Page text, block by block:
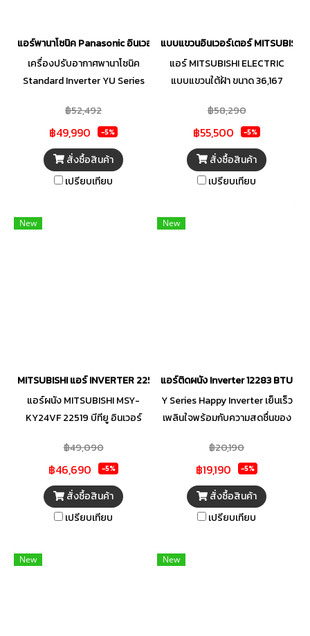
ประหยัดเวลาช่างด้วยดีไซน์ 3E
Design ที่ถอดล้างสะดวกแบบ
ครบจบในเครื่องเดียว
แอร์พานาโซนิค Panasonic อินเวอร์เตอร์ รุ่น CS-YU36ZKT/CU-
เครื่องปรับอากาศพานาโซนิค
Standard Inverter YU Series
แบบระหว่างความสะดวกสบาย
ความประหยัด และความสะอาด
อัดแน่นไปด้วยคุณสมบัติประหยัด
พลังงาน เช่น Gear Mode เพื่อ
การประหยัดพลังงานอย่าง
และสารทำความเย็น R32 ที่เป็น
฿52,492
฿49,990 -5%
สั่งซื้อสินค้า
เปรียบเทียบ
แบบแขวนอินเวอร์เตอร์
แอร์ MITSUBISHI ELECTRIC
แบบแขวนใต้ฝ้า ขนาด 36,167
TH/PUY-M36YKA2-TH
(INVERTER)(PCY-M SERIES)
฿58,290
฿55,500 -5%
สั่งซื้อสินค้า
เปรียบเทียบ
New
MITSUBISHI แอร์ INVERTER 22519 BTU รุ่น MSY-KY24VF
แอร์ผนัง MITSUBISHI MSY-
KY24VF 22519 บีทียู อินเวอร์
อากาศสดชื่นให้กับคนที่คุณรักด้วย
เครื่องปรับอากาศติดผนังจาก
MITSUBISHI ระบบอินเวอร์เตอร์
ประสิทธิภาพสูงที่ทำงานเงียบไร้
เสียงรบกวน ประหยัดพลังงาน
คุณเย็นสบายได้ไม่มีสะดุด เร่ง
฿49,090
฿46,690 -5%
สั่งซื้อสินค้า
เปรียบเทียบ
New
แอร์ติดผนัง Inverter 12283 BTU
Y Series Happy Inverter เย็นเร็ว
เพลินใจพร้อมกับความสดชื่นของ
Inverter 12,283 BTU
MITSUBISHI ELECTRIC รุ่น
MSY-KY13VF-TH1 เทคโนโลยี
ความเย็นครบครัน เย็นเร็วฉับไว
ด้วยโหมด Fast Cooling มอบ
สุขภาพ ปกป้องคุณและคนที่คุณ
฿20,190
฿19,190 -5%
สั่งซื้อสินค้า
เปรียบเทียบ
New New